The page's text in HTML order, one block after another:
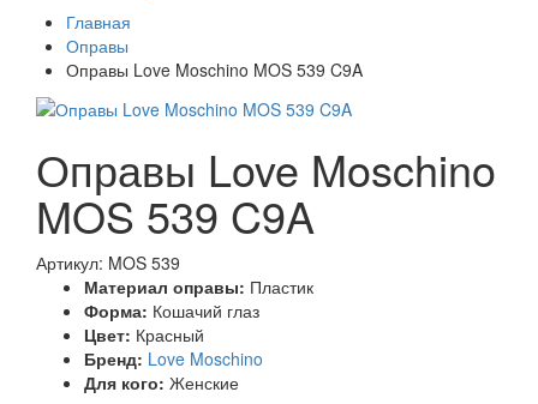
Главная
Оправы
Оправы Love Moschino MOS 539 C9A
Оправы Love Moschino
MOS 539 C9A
Артикул: MOS 539
Материал оправы: Пластик
Форма: Кошачий глаз
Цвет: Красный
Бренд: Love Moschino
Для кого: Женские